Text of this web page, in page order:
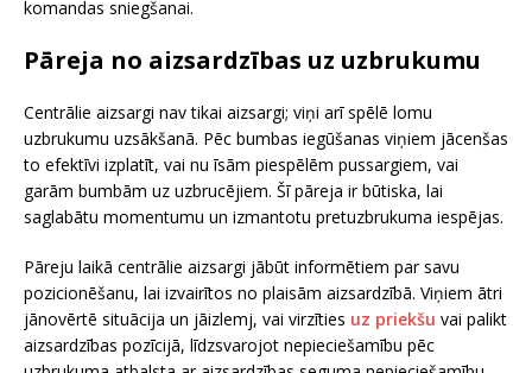
komandas sniegšanai.
Pāreja no aizsardzības uz uzbrukumu
Centrālie aizsargi nav tikai aizsargi; viņi arī spēlē lomu
uzbrukumu uzsākšanā. Pēc bumbas iegūšanas viņiem jācenšas
to efektīvi izplatīt, vai nu īsām piespēlēm pussargiem, vai
garām bumbām uz uzbrucējiem. Šī pāreja ir būtiska, lai
saglabātu momentumu un izmantotu pretuzbrukuma iespējas.
Pāreju laikā centrālie aizsargi jābūt informētiem par savu
pozicionēšanu, lai izvairītos no plaisām aizsardzībā. Viņiem ātri
jānovērtē situācija un jāizlemj, vai virzīties uz priekšu vai palikt
aizsardzības pozīcijā, līdzsvarojot nepieciešamību pēc